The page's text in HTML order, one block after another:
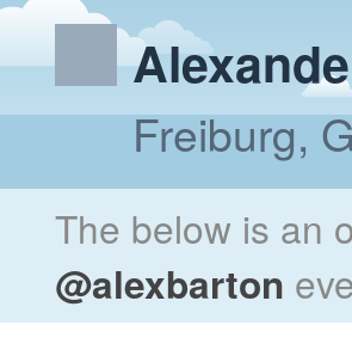
Freiburg,
The below is an
@alexbarton